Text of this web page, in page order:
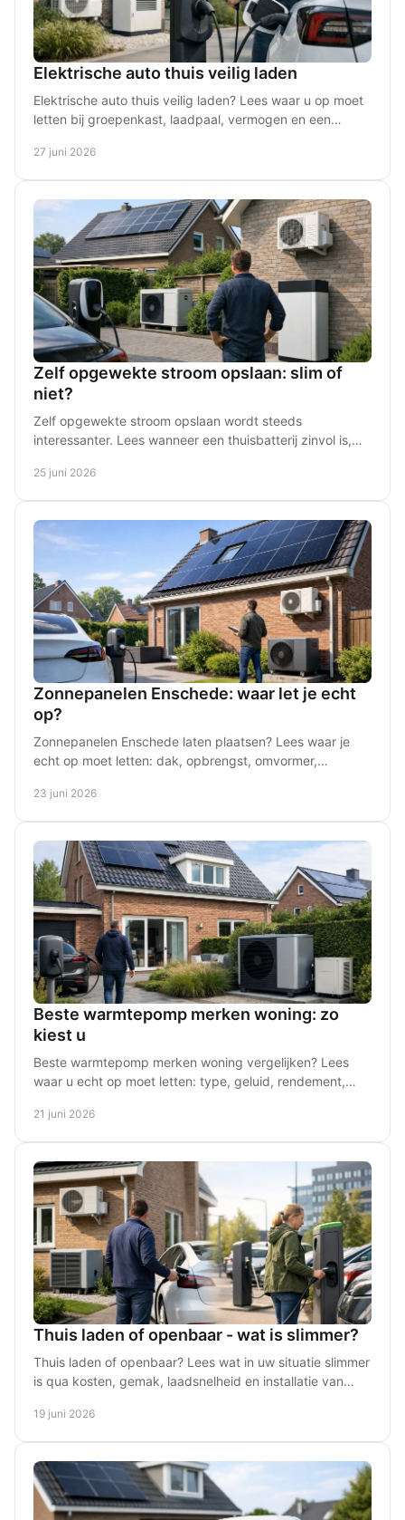
Elektrische auto thuis veilig laden
Elektrische auto thuis veilig laden? Lees waar u op moet
letten bij groepenkast, laadpaal, vermogen en een
27 juni 2026
Zelf opgewekte stroom opslaan: slim of
niet?
Zelf opgewekte stroom opslaan wordt steeds
interessanter. Lees wanneer een thuisbatterij zinvol is,
25 juni 2026
Zonnepanelen Enschede: waar let je echt
op?
Zonnepanelen Enschede laten plaatsen? Lees waar je
echt op moet letten: dak, opbrengst, omvormer,
23 juni 2026
Beste warmtepomp merken woning: zo
kiest u
Beste warmtepomp merken woning vergelijken? Lees
waar u echt op moet letten: type, geluid, rendement,
21 juni 2026
Thuis laden of openbaar - wat is slimmer?
Thuis laden of openbaar? Lees wat in uw situatie slimmer
is qua kosten, gemak, laadsnelheid en installatie van
19 juni 2026